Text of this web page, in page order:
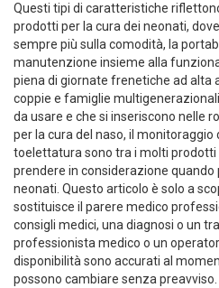
Questi tipi di caratteristiche
prodotti per la cura dei neonati,
sempre più sulla comodità, la
manutenzione insieme alla
piena di giornate frenetiche ad alta
coppie e famiglie
da usare e che si inseriscono nelle
per la cura del naso, il
toelettatura sono tra i molti prodotti
prendere in considerazione
neonati. Questo articolo è solo a
sostituisce il parere medico
consigli medici, una diagnosi o un
professionista medico o un
disponibilità sono accurati al
possono cambiare senza